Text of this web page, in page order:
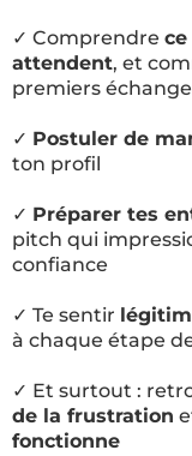
✓ Comprendre
attendent, et
premiers
✓ Postuler de
ton profil
✓ Préparer tes
pitch qui
confiance
✓ Te sentir
à chaque étape
✓ Et surtout :
de la frustration
fonctionne